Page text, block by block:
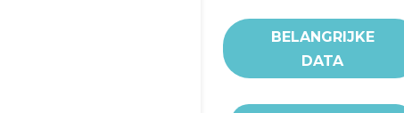
BELANGRIJKE
DATA